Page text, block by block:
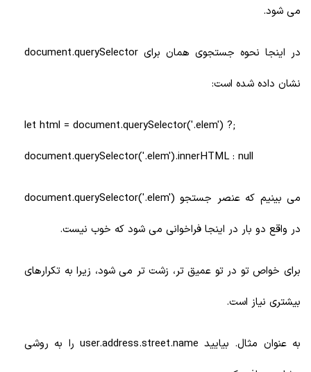
می شود.
در اینجا نحوه جستجوی همان برای document.querySelector
نشان داده شده است:
;let html = document.querySelector('.elem') ?
document.querySelector('.elem').innerHTML : null
می بینیم که عنصر جستجو document.querySelector('.elem')
در واقع دو بار در اینجا فراخوانی می شود که خوب نیست.
برای خواص تو در تو عمیق تر، زشت تر می شود، زیرا به تکرارهای
بیشتری نیاز است.
به عنوان مثال. بیایید user.address.street.name را به روشی